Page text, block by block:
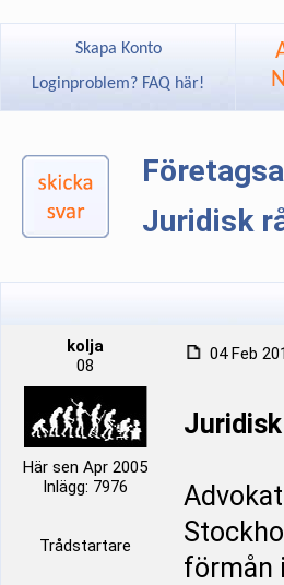
Skapa Konto
Loginproblem? FAQ här!
Juridisk
kolja
08
Här sen Apr 2005
Inlägg: 7976
Trådstartare
04 Feb
förmån